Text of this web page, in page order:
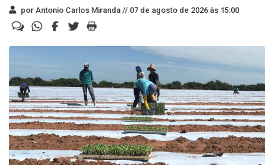
por Antonio Carlos Miranda // 07 de agosto de 2026 às 15:00